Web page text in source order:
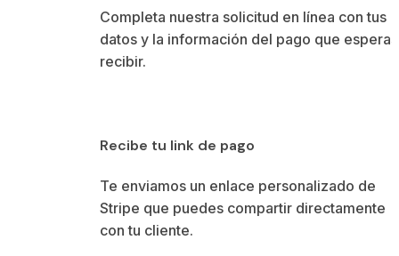
Completa nuestra solicitud en línea con tus
datos y la información del pago que esperas
recibir.
Recibe tu link de pago
Te enviamos un enlace personalizado de
Stripe que puedes compartir directamente
con tu cliente.